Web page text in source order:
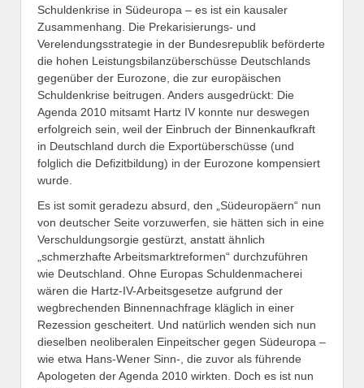
Schuldenkrise in Südeuropa – es ist ein kausaler
Zusammenhang. Die Prekarisierungs- und
Verelendungsstrategie in der Bundesrepublik beförderte
die hohen Leistungsbilanzüberschüsse Deutschlands
gegenüber der Eurozone, die zur europäischen
Schuldenkrise beitrugen. Anders ausgedrückt: Die
Agenda 2010 mitsamt Hartz IV konnte nur deswegen
erfolgreich sein, weil der Einbruch der Binnenkaufkraft
in Deutschland durch die Exportüberschüsse (und
folglich die Defizitbildung) in der Eurozone kompensiert
wurde.
Es ist somit geradezu absurd, den „Südeuropäern“ nun
von deutscher Seite vorzuwerfen, sie hätten sich in eine
Verschuldungsorgie gestürzt, anstatt ähnlich
„schmerzhafte Arbeitsmarktreformen“ durchzuführen
wie Deutschland. Ohne Europas Schuldenmacherei
wären die Hartz-IV-Arbeitsgesetze aufgrund der
wegbrechenden Binnennachfrage kläglich in einer
Rezession gescheitert. Und natürlich wenden sich nun
dieselben neoliberalen Einpeitscher gegen Südeuropa –
wie etwa Hans-Wener Sinn-, die zuvor als führende
Apologeten der Agenda 2010 wirkten. Doch es ist nun